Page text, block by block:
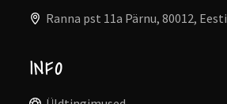
Ranna pst 11a Pärnu, 80012, Eesti
INFO